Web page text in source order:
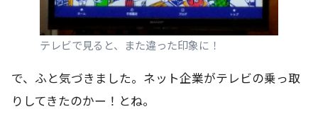
テレビで見ると、また違った印象に！
で、ふと気づきました。ネット企業がテレビの乗っ取
りしてきたのかー！とね。